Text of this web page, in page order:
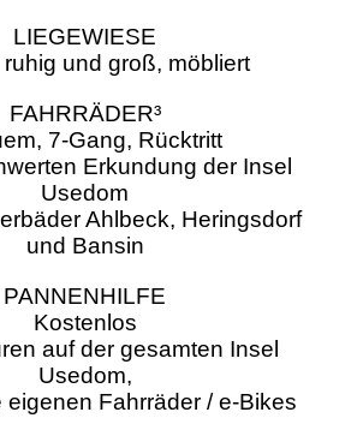
LIEGEWIESE
und groß, möbliert
FAHRRÄDER³
7-Gang, Rücktritt
Erkundung der Insel
Usedom
Ahlbeck, Heringsdorf
und Bansin
PANNENHILFE
Kostenlos
auf der gesamten Insel
Usedom,
eigenen Fahrräder / e-Bikes